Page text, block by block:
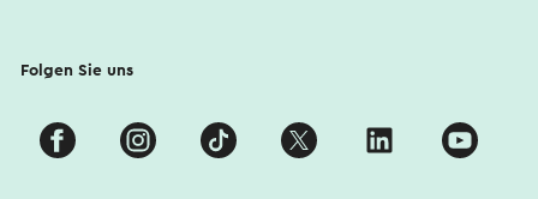
Folgen Sie uns